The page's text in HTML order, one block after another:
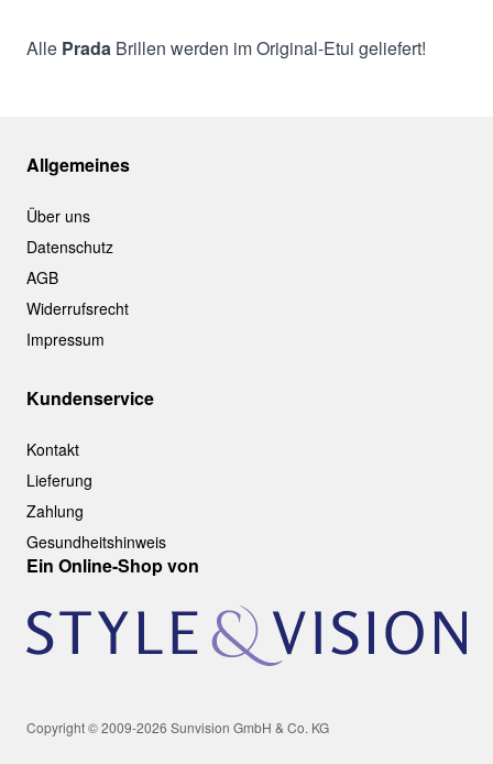
Alle Prada Brillen werden im Original-Etui geliefert!
Allgemeines
Über uns
Datenschutz
AGB
Widerrufsrecht
Impressum
Kundenservice
Kontakt
Lieferung
Zahlung
Gesundheitshinweis
Ein Online-Shop von
Copyright © 2009-2026 Sunvision GmbH & Co. KG